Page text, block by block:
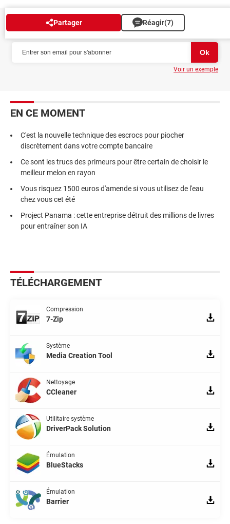
Partager Réagir(7)
NEWSLETTER
Voir un exemple
EN CE MOMENT
C'est la nouvelle technique des escrocs pour piocher
discrètement dans votre compte bancaire
Ce sont les trucs des primeurs pour être certain de choisir le
meilleur melon en rayon
Vous risquez 1500 euros d'amende si vous utilisez de l'eau
chez vous cet été
Project Panama : cette entreprise détruit des millions de livres
pour entraîner son IA
TÉLÉCHARGEMENT
Compression
7-Zip
Système
Media Creation Tool
Nettoyage
CCleaner
Utilitaire système
DriverPack Solution
Émulation
BlueStacks
Émulation
Barrier